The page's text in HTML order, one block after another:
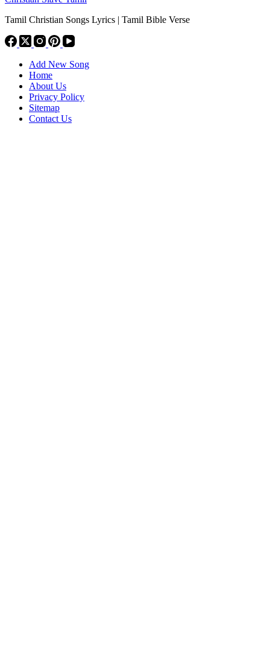
Tamil Christian Songs Lyrics | Tamil Bible Verse
Add New Song
Home
About Us
Privacy Policy
Sitemap
Contact Us